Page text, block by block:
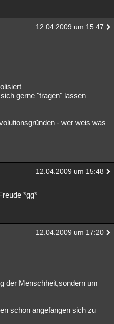
12.04.2009 um 15:47
gerne "tragen" lassen
- wer weis was
12.04.2009 um 15:48
*gg*
12.04.2009 um 17:20
der Menschheit,sondern um
schon angefangen sich zu